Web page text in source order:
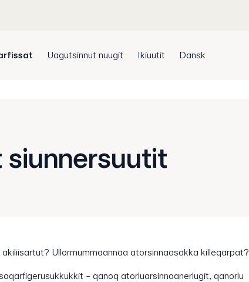
Uagutsinnut nuugit Ikiuutit Dansk
Ullormummaannaa atorsinnaasakka killeqarpat?
- qanoq atorluarsinnaanerlugit, qanorlu